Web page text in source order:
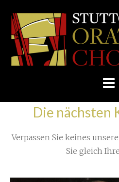
Skip
E.V.
Home Unkategorisiert »
Die nächsten
Verpassen Sie keines
Sie gleich